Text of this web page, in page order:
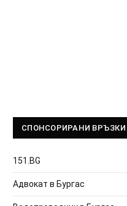
СПОНСОРИРАНИ ВРЪЗКИ
151.BG
Адвокат в Бургас